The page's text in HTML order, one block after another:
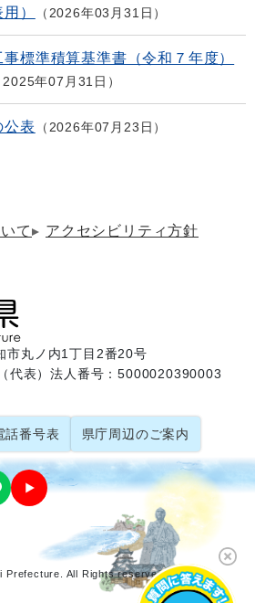
） 2026年03月31日
事標準積算基準書（令和７年度）
2025年07月31日
公表 2026年07月23日
て
アクセシビリティ方針
市丸ノ内1丁目2番20号
代表）法人番号：5000020390003
話番号表 県庁周辺のご案内
Prefecture. All Rights reserved.